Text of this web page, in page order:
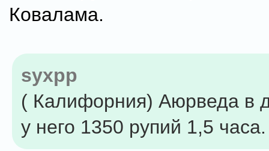
Ковалама.
syxpp
( Калифорния) Аюрведа в
у него 1350 рупий 1,5 часа.